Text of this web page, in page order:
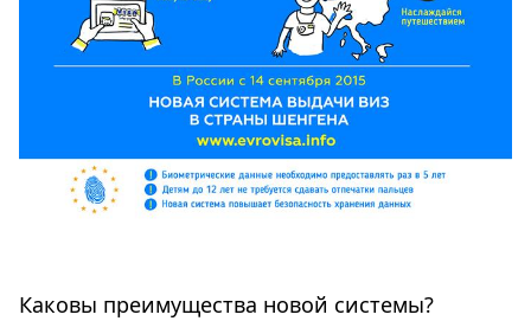
Каковы преимущества новой системы?